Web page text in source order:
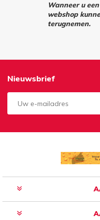
Wanneer u
webshop
terugnemen.
Nieuwsbrief